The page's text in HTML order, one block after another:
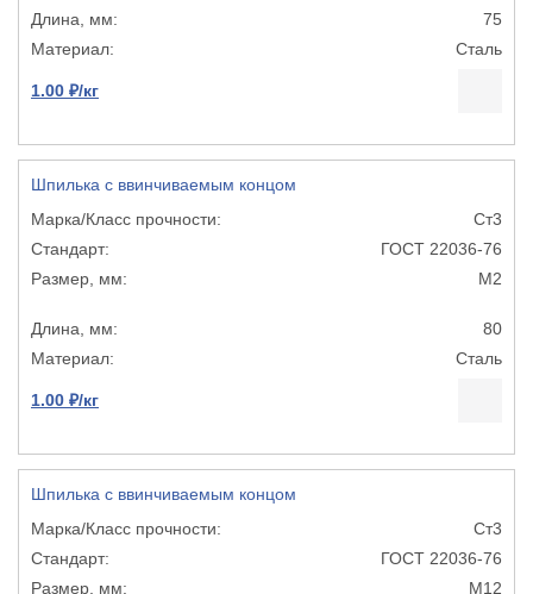
75
Сталь
1.00 ₽/кг
Шпилька с ввинчиваемым концом
Ст3
ГОСТ 22036-76
М2
80
Сталь
1.00 ₽/кг
Шпилька с ввинчиваемым концом
Ст3
ГОСТ 22036-76
М12